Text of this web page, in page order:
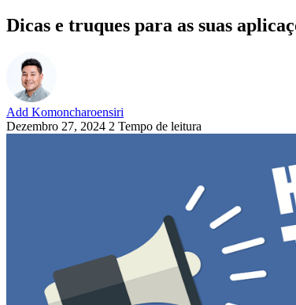
Dicas e truques para as suas
Add Komoncharoensiri
Dezembro 27, 2024 2 Tempo de leitura